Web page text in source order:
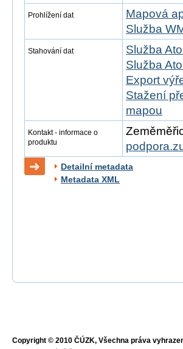
Prohlížení dat
Mapová
Služba
Stahování dat
Služba
Služba
Export
Stažení
mapou
Kontakt - informace o
produktu
Detailní metadata
Metadata XML
Copyright © 2010 ČÚZK, Všechna práva